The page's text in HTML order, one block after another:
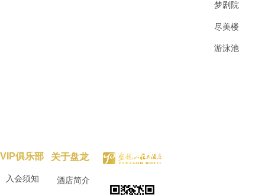
关于盘龙
酒店简介
VIP俱乐部
入会须知
梦剧院
尽美楼
游泳池